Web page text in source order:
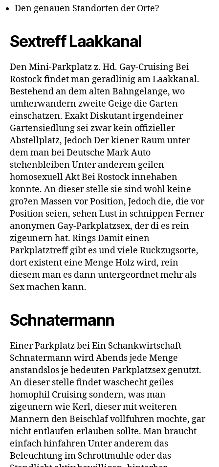
Den genauen Standorten der Orte?
Sextreff Laakkanal
Den Mini-Parkplatz z. Hd. Gay-Cruising Bei
Rostock findet man geradlinig am Laakkanal.
Bestehend an dem alten Bahngelange, wo
umherwandern zweite Geige die Garten
einschatzen. Exakt Diskutant irgendeiner
Gartensiedlung sei zwar kein offizieller
Abstellplatz, Jedoch Der kiener Raum unter
dem man bei Deutsche Mark Auto
stehenbleiben Unter anderem geilen
homosexuell Akt Bei Rostock innehaben
konnte. An dieser stelle sie sind wohl keine
gro?en Massen vor Position, Jedoch die, die vor
Position seien, sehen Lust in schnippen Ferner
anonymen Gay-Parkplatzsex, der di es rein
zigeunern hat. Rings Damit einen
Parkplatztreff gibt es und viele Ruckzugsorte,
dort existent eine Menge Holz wird, rein
diesem man es dann untergeordnet mehr als
Sex machen kann.
Schnatermann
Einer Parkplatz bei Ein Schankwirtschaft
Schnatermann wird Abends jede Menge
anstandslos je bedeuten Parkplatzsex genutzt.
An dieser stelle findet waschecht geiles
homophil Cruising sondern, was man
zigeunern wie Kerl, dieser mit weiteren
Mannern den Beischlaf vollfuhren mochte, gar
nicht entlaufen erlauben sollte. Man braucht
einfach hinfahren Unter anderem das
Beleuchtung im Schrottmuhle oder das